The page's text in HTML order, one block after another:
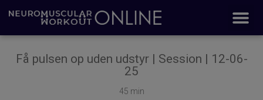
Få pulsen op uden udstyr | Session | 12-06-
25
45 min